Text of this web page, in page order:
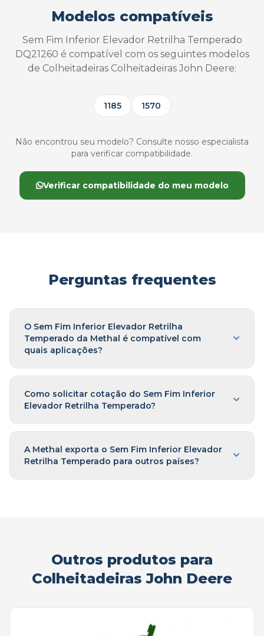
Modelos compatíveis
Sem Fim Inferior Elevador Retrilha Temperado
DQ21260 é compatível com os seguintes modelos
de Colheitadeiras Colheitadeiras John Deere:
1185 1570
Não encontrou seu modelo? Consulte nosso especialista
para verificar compatibilidade.
Verificar compatibilidade do meu modelo
Perguntas frequentes
O Sem Fim Inferior Elevador Retrilha
Temperado da Methal é compatível com
quais aplicações?
Como solicitar cotação do Sem Fim Inferior
Elevador Retrilha Temperado?
A Methal exporta o Sem Fim Inferior Elevador
Retrilha Temperado para outros países?
Outros produtos para
Colheitadeiras John Deere